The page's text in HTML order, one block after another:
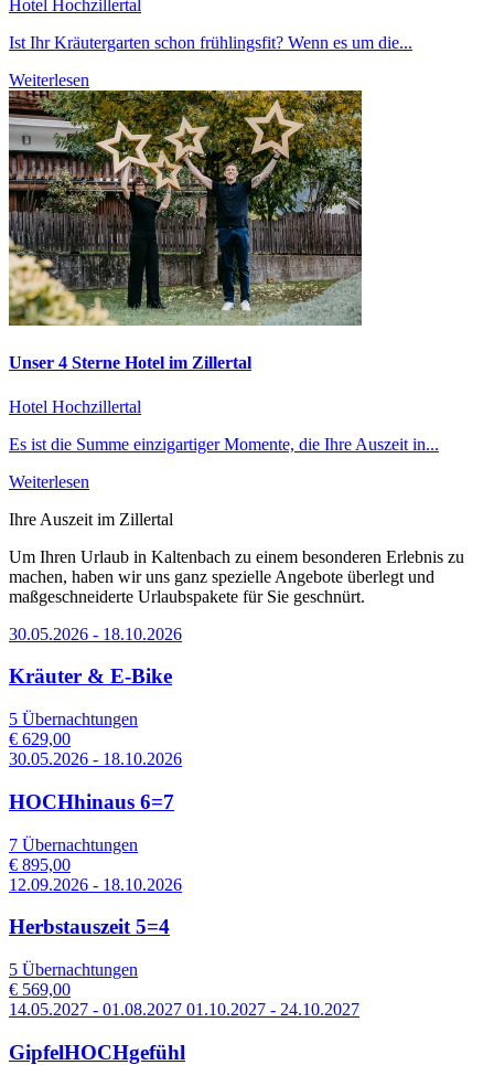
Hotel Hochzillertal
Ist Ihr Kräutergarten schon frühlingsfit? Wenn es um die...
Weiterlesen
Unser 4 Sterne Hotel im Zillertal
Hotel Hochzillertal
Es ist die Summe einzigartiger Momente, die Ihre Auszeit in...
Weiterlesen
Ihre Auszeit im Zillertal
Um Ihren Urlaub in Kaltenbach zu einem besonderen Erlebnis zu
machen, haben wir uns ganz spezielle Angebote überlegt und
maßgeschneiderte Urlaubspakete für Sie geschnürt.
30.05.2026 - 18.10.2026
Kräuter & E-Bike
5 Übernachtungen
€ 629,00
30.05.2026 - 18.10.2026
HOCHhinaus 6=7
7 Übernachtungen
€ 895,00
12.09.2026 - 18.10.2026
Herbstauszeit 5=4
5 Übernachtungen
€ 569,00
14.05.2027 - 01.08.2027 01.10.2027 - 24.10.2027
GipfelHOCHgefühl